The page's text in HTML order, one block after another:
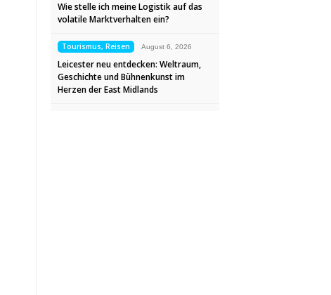
Wie stelle ich meine Logistik auf das
volatile Marktverhalten ein?
Tourismus, Reisen August 6, 2026
Leicester neu entdecken: Weltraum,
Geschichte und Bühnenkunst im
Herzen der East Midlands